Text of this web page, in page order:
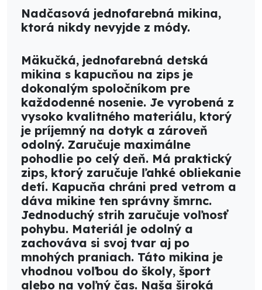
Nadčasová jednofarebná mikina,
ktorá nikdy nevyjde z módy.
Mäkučká, jednofarebná detská
mikina s kapucňou na zips je
dokonalým spoločníkom pre
každodenné nosenie. Je vyrobená z
vysoko kvalitného materiálu, ktorý
je príjemný na dotyk a zároveň
odolný. Zaručuje maximálne
pohodlie po celý deň. Má praktický
zips, ktorý zaručuje ľahké obliekanie
detí. Kapucňa chráni pred vetrom a
dáva mikine ten správny šmrnc.
Jednoduchý strih zaručuje voľnosť
pohybu. Materiál je odolný a
zachováva si svoj tvar aj po
mnohých praniach. Táto mikina je
vhodnou voľbou do školy, šport
alebo na voľný čas. Naša široká